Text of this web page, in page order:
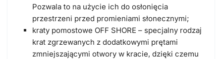
Pozwala to na użycie ich do osłonięcia
przestrzeni przed promieniami słonecznymi;
kraty pomostowe OFF SHORE – specjalny rodzaj
krat zgrzewanych z dodatkowymi prętami
zmniejszającymi otwory w kracie, dzięki czemu